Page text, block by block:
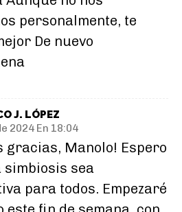
personalmente, te
De nuevo
J. LÓPEZ
2024 En 18:04
gracias, Manolo! Espero
simbiosis sea
para todos. Empezaré